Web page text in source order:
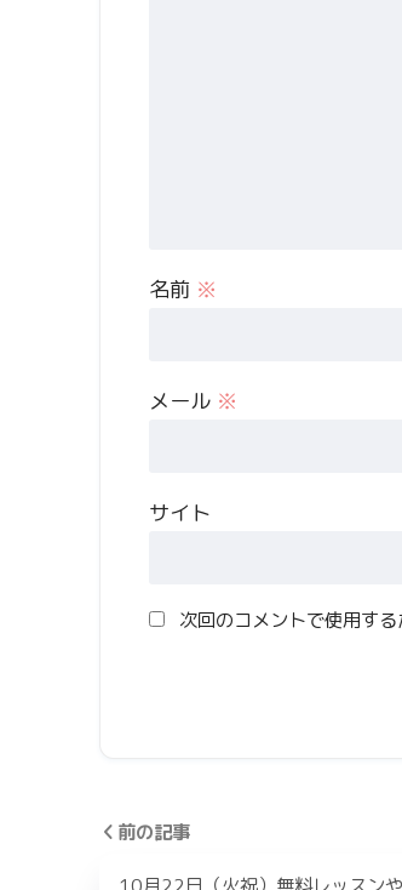
名前 ※
メール ※
サイト
次回のコメントで使用す
前の記事